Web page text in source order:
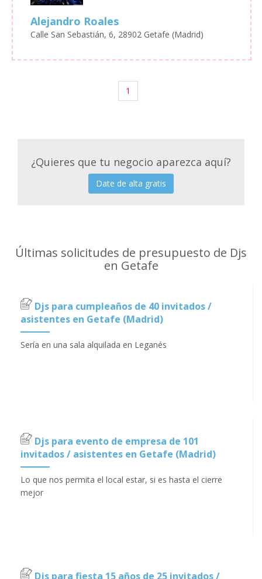
Alejandro Roales
Calle San Sebastián, 6, 28902 Getafe (Madrid)
1
¿Quieres que tu negocio aparezca aquí?
Date de alta gratis
Últimas solicitudes de presupuesto de Djs
en Getafe
Djs para cumpleaños de 40 invitados /
asistentes en Getafe (Madrid)
Sería en una sala alquilada en Leganés
Djs para evento de empresa de 101
invitados / asistentes en Getafe (Madrid)
Lo que nos permita el local estar, si es hasta el cierre
mejor
Djs para fiesta 15 años de 25 invitados /